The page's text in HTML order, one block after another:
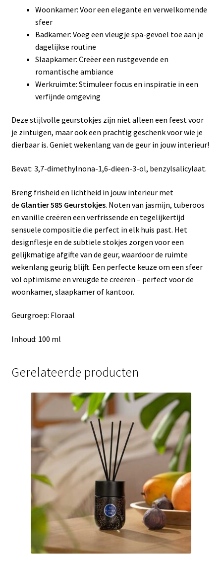
Woonkamer: Voor een elegante en verwelkomende
sfeer
Badkamer: Voeg een vleugje spa-gevoel toe aan je
dagelijkse routine
Slaapkamer: Creëer een rustgevende en
romantische ambiance
Werkruimte: Stimuleer focus en inspiratie in een
verfijnde omgeving
Deze stijlvolle geurstokjes zijn niet alleen een feest voor
je zintuigen, maar ook een prachtig geschenk voor wie je
dierbaar is. Geniet wekenlang van de geur in jouw interieur!
Bevat: 3,7-dimethylnona-1,6-dieen-3-ol, benzylsalicylaat.
Breng frisheid en lichtheid in jouw interieur met
de Glantier 585 Geurstokjes. Noten van jasmijn, tuberoos
en vanille creëren een verfrissende en tegelijkertijd
sensuele compositie die perfect in elk huis past. Het
designflesje en de subtiele stokjes zorgen voor een
gelijkmatige afgifte van de geur, waardoor de ruimte
wekenlang geurig blijft. Een perfecte keuze om een ​​sfeer
vol optimisme en vreugde te creëren – perfect voor de
woonkamer, slaapkamer of kantoor.
Geurgroep: Floraal
Inhoud: 100 ml
Gerelateerde producten